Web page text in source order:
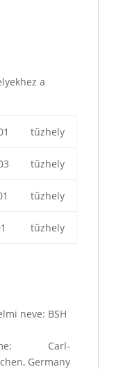
a
tűzhely
tűzhely
tűzhely
tűzhely
neve: BSH
címe: Carl-
Germany